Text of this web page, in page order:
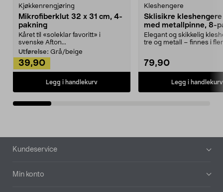
Kjøkkenrengjøring
Mikrofiberklut 32 x 31 cm, 4-
pakning
Kåret til «soleklar favoritt» i
svenske Afton...
Utførelse: Grå/beige
39,90
Legg i handlekurv
Kleshengere
Sklisikre
med metallpinne, 8-
Elegant og skikkelig
tre og metall – finnes i
79,90
Legg i handlekurv
Bunntekst
Kundeservice
Min konto